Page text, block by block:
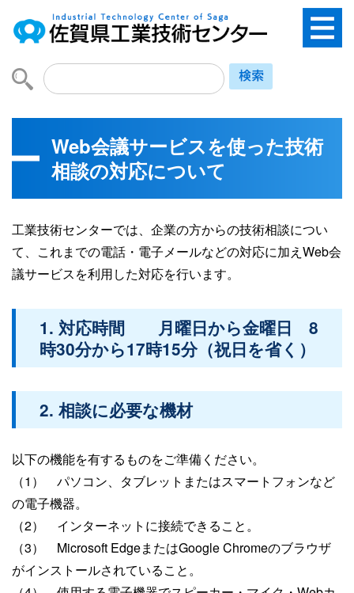
Web会議サービスを使った技術
相談の対応について
工業技術センターでは、企業の方からの技術相談につい
て、これまでの電話・電子メールなどの対応に加えWeb会
議サービスを利用した対応を行います。
1. 対応時間 月曜日から金曜日 8
時30分から17時15分（祝日を省く）
2. 相談に必要な機材
以下の機能を有するものをご準備ください。
（1） パソコン、タブレットまたはスマートフォンなど
の電子機器。
（2） インターネットに接続できること。
（3） Microsoft EdgeまたはGoogle Chromeのブラウザ
がインストールされていること。